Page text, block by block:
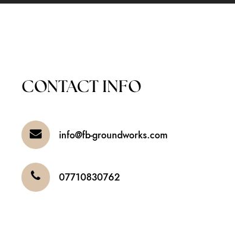
CONTACT INFO
info@fb-groundworks.com
07710830762